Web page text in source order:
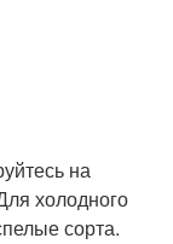
на
холодного
сорта.